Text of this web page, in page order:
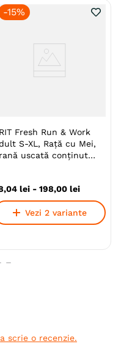
câini adulți.
(Sterilizat)
Senior
Premium
prin extrudare
-15%
Fresh Run & Work
S-XL, Rață cu Mei,
uscată conținut
,04 lei - 198,00 lei
Vezi 2 variante
scrie o recenzie.